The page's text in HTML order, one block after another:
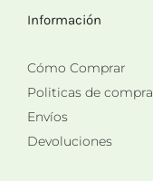
Información
Cómo Comprar
Politicas de compra
Envíos
Devoluciones